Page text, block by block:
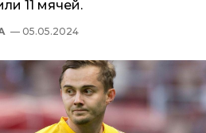
11 мячей.
— 05.05.2024